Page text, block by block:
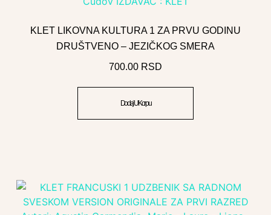
KLET LIKOVNA KULTURA 1 ZA PRVU GODINU
DRUŠTVENO – JEZIČKOG SMERA
700.00 RSD
Dodaj U Korpu